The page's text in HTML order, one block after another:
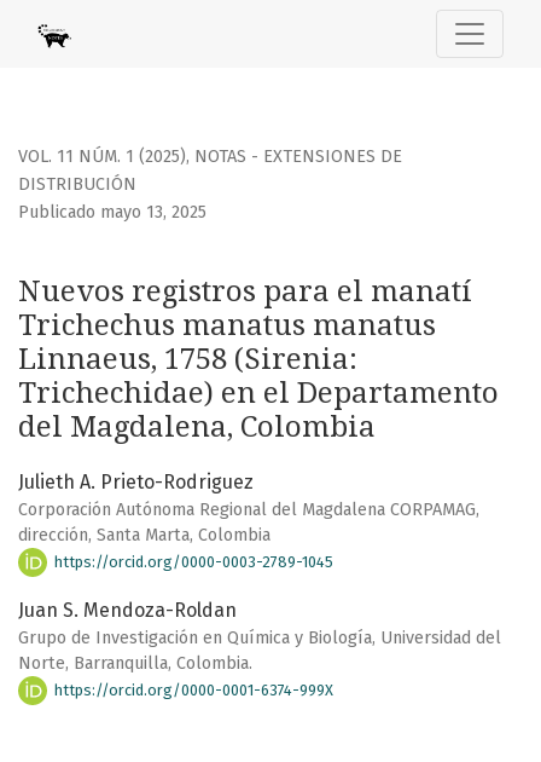
Nuevos registros para el manatí Trichechus manatus
VOL. 11 NÚM. 1 (2025), NOTAS - EXTENSIONES DE
DISTRIBUCIÓN
Nuevos registros para el manatí
Trichechus manatus manatus
Linnaeus, 1758 (Sirenia:
Trichechidae) en el Departamento
del Magdalena, Colombia
Publicado mayo 13, 2025
Julieth A. Prieto-Rodriguez
Corporación Autónoma Regional del Magdalena CORPAMAG,
dirección, Santa Marta, Colombia
https://orcid.org/0000-0003-2789-1045
Juan S. Mendoza-Roldan
Grupo de Investigación en Química y Biología, Universidad del
Norte, Barranquilla, Colombia.
https://orcid.org/0000-0001-6374-999X